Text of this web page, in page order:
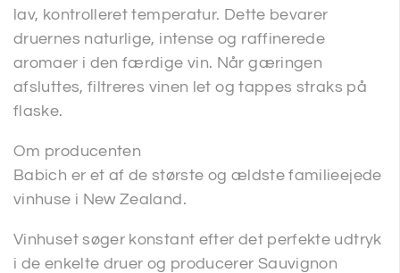
lav, kontrolleret temperatur. Dette bevarer
druernes naturlige, intense og raffinerede
aromaer i den færdige vin. Når gæringen
afsluttes, filtreres vinen let og tappes straks på
flaske.
Om producenten
Babich er et af de største og ældste familieejede
vinhuse i New Zealand.
Vinhuset søger konstant efter det perfekte udtryk
i de enkelte druer og producerer Sauvignon